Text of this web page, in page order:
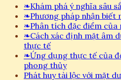
❧Khám phá ý nghĩa sâu
❧Phương pháp nhận biết
❧Phân tích đặc điểm của
❧Cách xác định mặt âm
thực tế
❧Ứng dụng thực tế của
phong thủy
Phát huy tài lộc với mặt